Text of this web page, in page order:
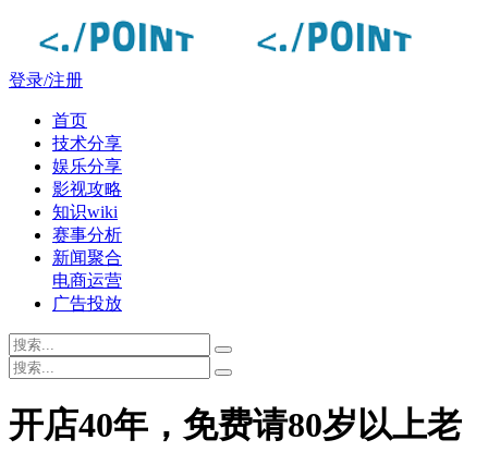
登录/注册
首页
技术分享
娱乐分享
影视攻略
知识wiki
赛事分析
新闻聚合
电商运营
广告投放
开店40年，免费请80岁以上老